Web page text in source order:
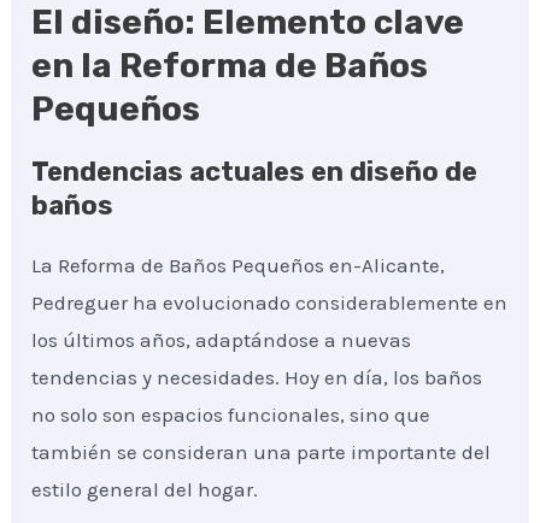
El diseño: Elemento clave
en la Reforma de Baños
Pequeños
Tendencias actuales en diseño de
baños
La Reforma de Baños Pequeños en-Alicante,
Pedreguer ha evolucionado considerablemente en
los últimos años, adaptándose a nuevas
tendencias y necesidades. Hoy en día, los baños
no solo son espacios funcionales, sino que
también se consideran una parte importante del
estilo general del hogar.